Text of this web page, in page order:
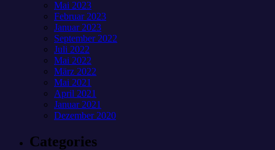
Mai 2023
Februar 2023
Januar 2023
September 2022
Juli 2022
Mai 2022
März 2022
Mai 2021
April 2021
Januar 2021
Dezember 2020
Categories